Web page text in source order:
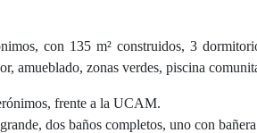
con 135 m² construidos, 3
amueblado, zonas verdes, piscina
frente a la UCAM.
dos baños completos, uno con